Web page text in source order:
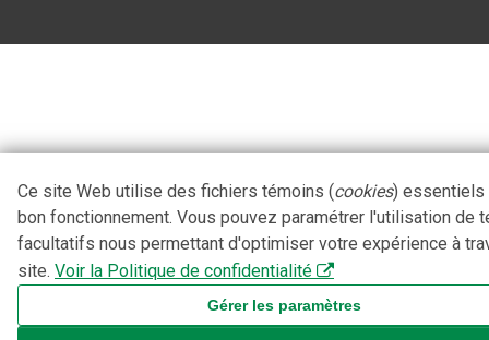
Ce site Web utilise des fichiers témoins (cookies) essentiels
bon fonctionnement. Vous pouvez paramétrer l'utilisation de
facultatifs nous permettant d'optimiser votre expérience à
site. Voir la Politique de confidentialité
Gérer les paramètres